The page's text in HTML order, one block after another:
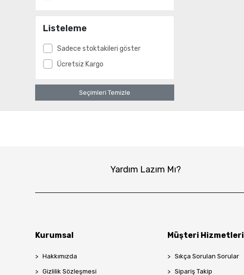
Listeleme
Sadece stoktakileri göster
Ücretsiz Kargo
Seçimleri Temizle
Yardım Lazım Mı?
Kurumsal
Hakkımızda
Gizlilik Sözleşmesi
Müşteri Hizmetleri
Sıkça Sorulan Sorular
Sipariş Takip